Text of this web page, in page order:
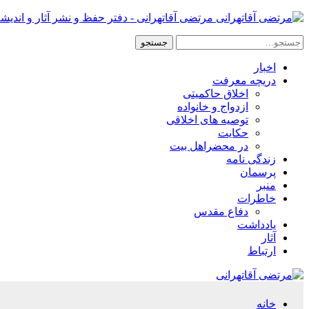
مرتضی آقاتهرانی - دفتر حفظ و نشر آثار و
اخبار
دریچه معرفت
اخلاق حاکمیتی
ازدواج و خانواده
توصیه های اخلاقی
حکایت
در محضراهل بیت
زندگی نامه
پرسمان
منبر
خاطرات
دفاع مقدس
یادداشت
آثار
ارتباط
خانه